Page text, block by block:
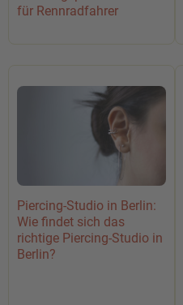
für Rennradfahrer
Piercing-Studio in Berlin:
Wie findet sich das
richtige Piercing-Studio in
Berlin?